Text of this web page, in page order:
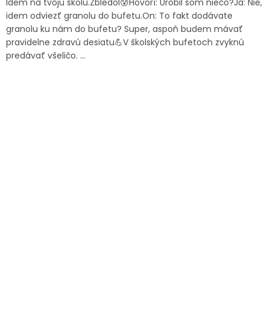
Idem na tvoju školu.Zbledol😰Hovorí: Urobil som niečo?Ja: Nie,
idem odviezť granolu do bufetu.On: To fakt dodávate
granolu ku nám do bufetu? Super, aspoň budem mávať
pravidelne zdravú desiatu💪V školských bufetoch zvyknú
predávať všeličo. ...